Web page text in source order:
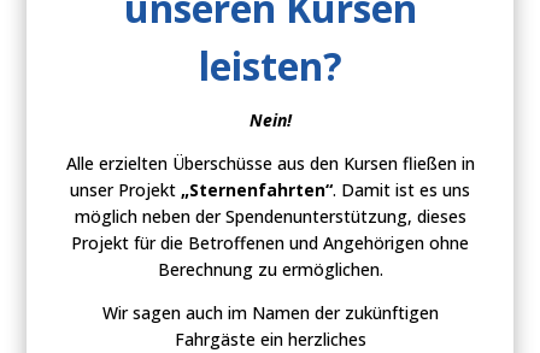
leisten?
Nein!
Alle erzielten Überschüsse aus den Kursen fließen in
unser Projekt „Sternenfahrten“. Damit ist es uns
möglich neben der Spendenunterstützung, dieses
Projekt für die Betroffenen und Angehörigen ohne
Berechnung zu ermöglichen.
Wir sagen auch im Namen der zukünftigen
Fahrgäste ein herzliches